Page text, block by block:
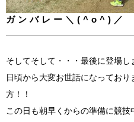
ガンバレー＼(^o^)／
そしてそして・・・最後に登場し
日頃から大変お世話になってお
方！！
この日も朝早くからの準備に競